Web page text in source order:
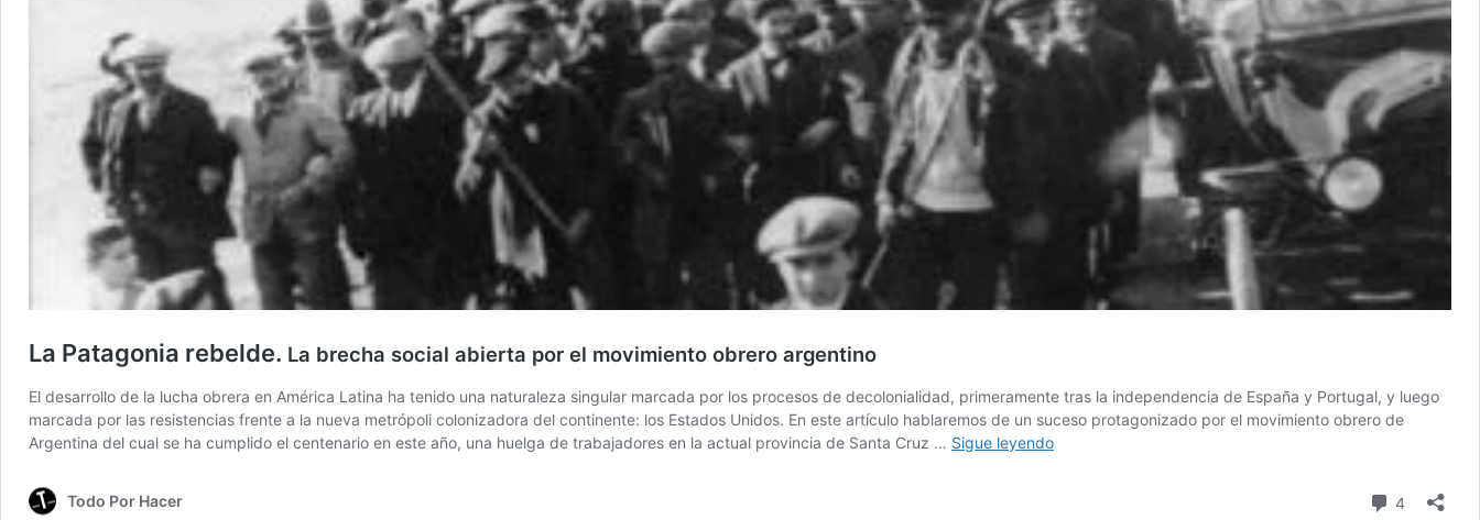
La Patagonia rebelde. La brecha social abierta por el movimiento obrero argentino
El desarrollo de la lucha obrera en América Latina ha tenido una naturaleza singular marcada por los procesos de decolonialidad, primeramente tras la independencia de España y Portugal, y luego
marcada por las resistencias frente a la nueva metrópoli colonizadora del continente: los Estados Unidos. En este artículo hablaremos de un suceso protagonizado por el movimiento obrero de
Argentina del cual se ha cumplido el centenario en este año, una huelga de trabajadores en la actual provincia de Santa Cruz … Sigue leyendoLa
Todo Por Hacer 4